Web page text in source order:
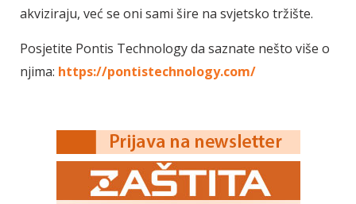
akviziraju, već se oni sami šire na svjetsko tržište.
Posjetite Pontis Technology da saznate nešto više o
njima: https://pontistechnology.com/